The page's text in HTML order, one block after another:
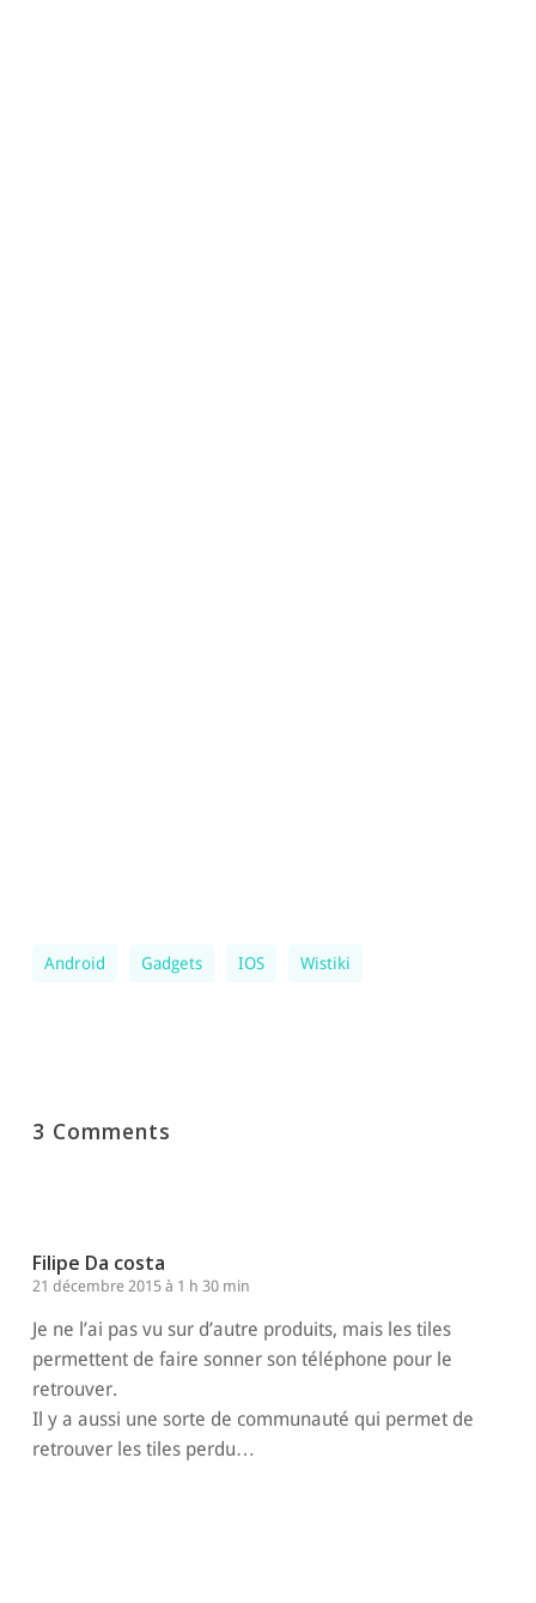
Android Gadgets IOS Wistiki
3 Comments
Filipe Da costa
21 décembre 2015 à 1 h 30 min
Je ne l’ai pas vu sur d’autre produits, mais les tiles
permettent de faire sonner son téléphone pour le
retrouver.
Il y a aussi une sorte de communauté qui permet de
retrouver les tiles perdu…